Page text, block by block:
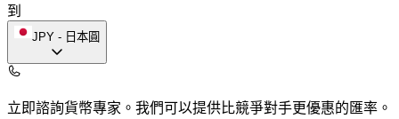
到
JPY - 日本圓
立即諮詢貨幣專家。 我們可以提供比競爭對手更優惠的匯率。